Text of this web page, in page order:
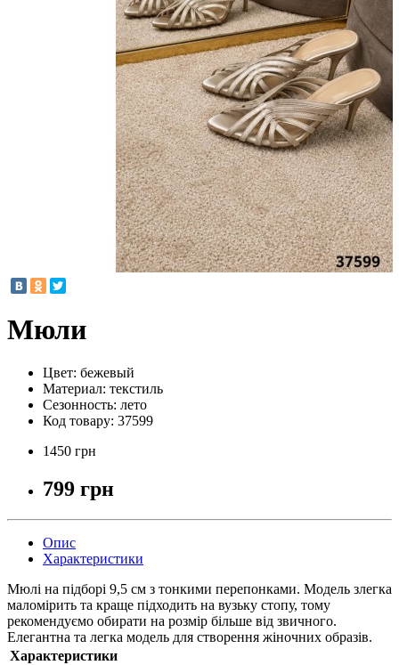
Мюли
Цвет: бежевый
Материал: текстиль
Сезонность: лето
Код товару: 37599
1450 грн
799 грн
Опис
Характеристики
Мюлі на підборі 9,5 см з тонкими перепонками. Модель злегка
маломірить та краще підходить на вузьку стопу, тому
рекомендуємо обирати на розмір більше від звичного.
Елегантна та легка модель для створення жіночних образів.
Характеристики